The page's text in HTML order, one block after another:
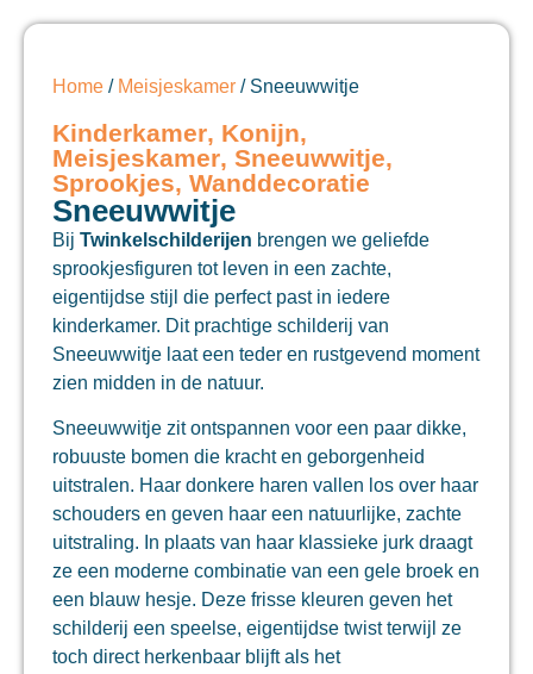
Home/ Meisjeskamer/ Sneeuwwitje
Kinderkamer, Konijn,
Meisjeskamer, Sneeuwwitje,
Sprookjes, Wanddecoratie
Sneeuwwitje
Bij Twinkelschilderijen brengen we geliefde
sprookjesfiguren tot leven in een zachte,
eigentijdse stijl die perfect past in iedere
kinderkamer. Dit prachtige schilderij van
Sneeuwwitjelaat een teder en rustgevend moment
zien midden in de natuur.
Sneeuwwitje zit ontspannen voor een paar dikke,
robuuste bomen die kracht en geborgenheid
uitstralen. Haar donkere haren vallen los over haar
schouders en geven haar een natuurlijke, zachte
uitstraling. In plaats van haar klassieke jurk draagt
ze een moderne combinatie van een gele broek en
een blauw hesje. Deze frisse kleuren geven het
schilderij een speelse, eigentijdse twist terwijl ze
toch direct herkenbaar blijft als het